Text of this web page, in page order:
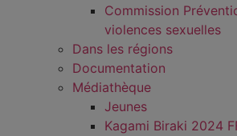
Commission
violences sexuelles
Dans les régions
Documentation
Médiathèque
Jeunes
Kagami Biraki 2024